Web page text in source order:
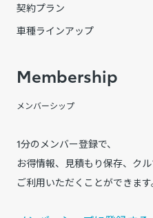
契約プラン
車種ラインアップ
Membership
メンバーシップ
1分のメンバー登録で、
お得情報、見積もり保存、ク
ご利用いただくことができます